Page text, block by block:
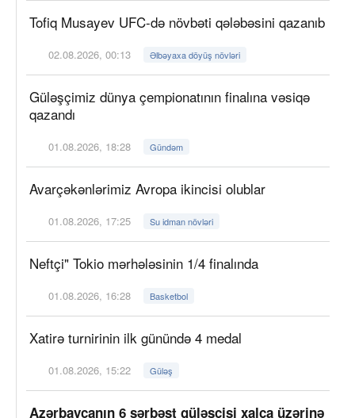
Tofiq Musayev UFC-də növbəti qələbəsini qazanıb
02.08.2026, 00:13 Əlbəyaxa döyüş növləri
Güləşçimiz dünya çempionatının finalına vəsiqə
qazandı
01.08.2026, 18:28 Gündəm
Avarçəkənlərimiz Avropa ikincisi olublar
01.08.2026, 17:25 Su idman növləri
Neftçi" Tokio mərhələsinin 1/4 finalında
01.08.2026, 16:28 Basketbol
Xatirə turnirinin ilk günündə 4 medal
01.08.2026, 15:22 Güləş
Azərbaycanın 6 sərbəst güləşçisi xalça üzərinə